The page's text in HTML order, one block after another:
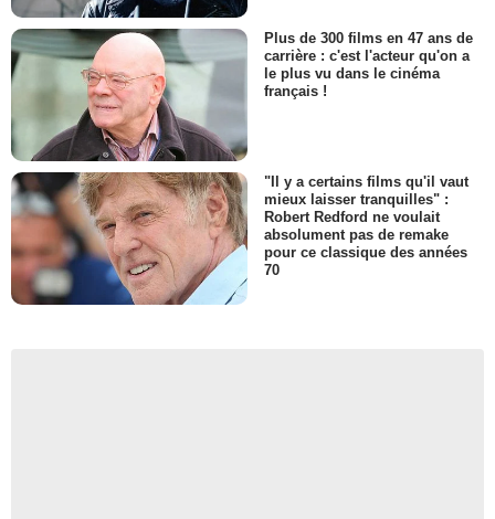
Plus de 300 films en 47 ans de
carrière : c'est l'acteur qu'on a
le plus vu dans le cinéma
français !
"Il y a certains films qu'il vaut
mieux laisser tranquilles" :
Robert Redford ne voulait
absolument pas de remake
pour ce classique des années
70